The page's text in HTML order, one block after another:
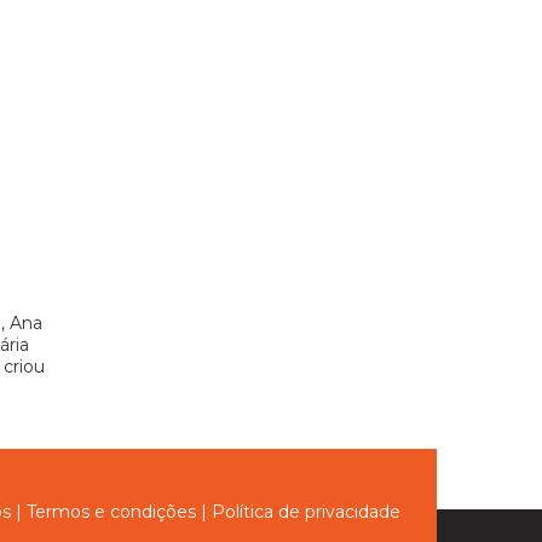
Ana
| Termos e condições | Política de privacidade